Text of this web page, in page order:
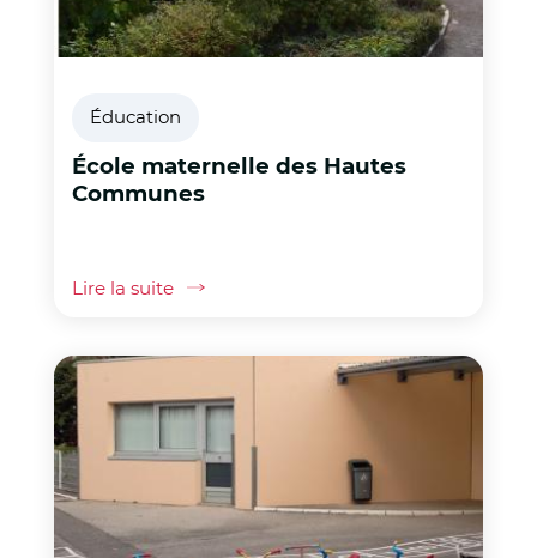
Éducation
École maternelle des Hautes
Communes
Lire la suite